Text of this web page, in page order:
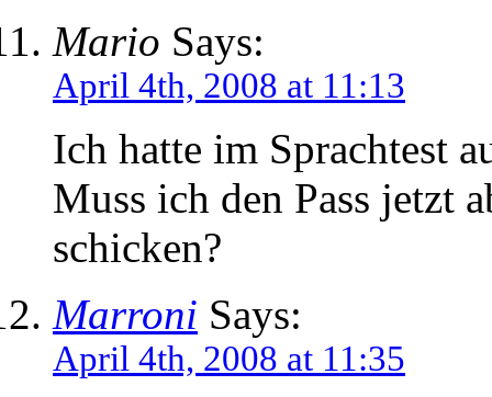
Mario Says:
April 4th, 2008 at 11:13
Ich hatte im Sprachtest
Muss ich den Pass jetzt
schicken?
Marroni Says:
April 4th, 2008 at 11:35